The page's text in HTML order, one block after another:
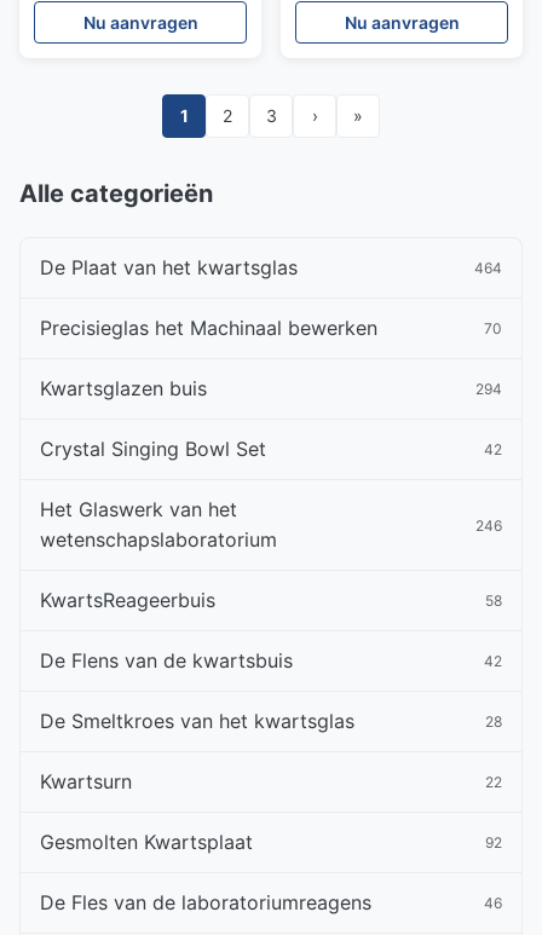
aluminiumoxide met een
diameterbereik van 1 mm
Nu aanvragen
hoge precisie hoge
hardheid
Nu aanvragen
1 2 3 › »
Alle categorieën
De Plaat van het kwartsglas 464
Precisieglas het Machinaal bewerken 70
Kwartsglazen buis 294
Crystal Singing Bowl Set 42
Het Glaswerk van het
wetenschapslaboratorium
246
KwartsReageerbuis 58
De Flens van de kwartsbuis 42
De Smeltkroes van het kwartsglas 28
Kwartsurn 22
Gesmolten Kwartsplaat 92
De Fles van de laboratoriumreagens 46